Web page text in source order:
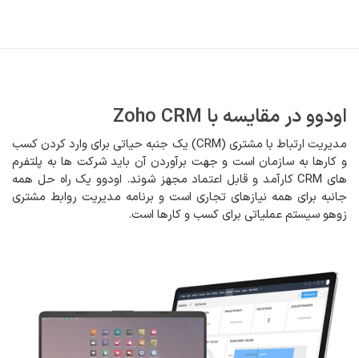
اودوو در مقایسه با Zoho CRM
مدیریت ارتباط با مشتری (CRM) یک جنبه حیاتی برای وارد کردن کسب
و کارها به سازمان است و جهت برآوردن آن باید شرکت ها به پلتفرم
های CRM کارآمد و قابل اعتماد مجهز شوند. اودوو یک راه حل همه
جانبه برای همه نیازهای تجاری است و برنامه مدیریت روابط مشتری
زوهو سیستم عملیاتی برای کسب و کارها است.